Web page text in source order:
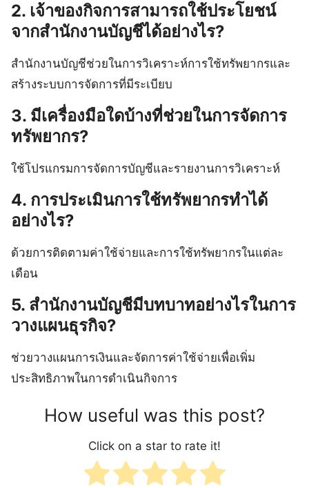
2. เจ้าของกิจการสามารถใช้ประโยชน์
จากสำนักงานบัญชีได้อย่างไร?
สำนักงานบัญชีช่วยในการวิเคราะห์การใช้ทรัพยากรและ
สร้างระบบการจัดการที่มีระเบียบ
3. มีเครื่องมือใดบ้างที่ช่วยในการจัดการ
ทรัพยากร?
ใช้โปรแกรมการจัดการบัญชีและรายงานการวิเคราะห์
4. การประเมินการใช้ทรัพยากรทำได้
อย่างไร?
ด้วยการติดตามค่าใช้จ่ายและการใช้ทรัพยากรในแต่ละ
เดือน
5. สำนักงานบัญชีมีบทบาทอย่างไรในการ
วางแผนธุรกิจ?
ช่วยวางแผนการเงินและจัดการค่าใช้จ่ายเพื่อเพิ่ม
ประสิทธิภาพในการดำเนินกิจการ
How useful was this post?
Click on a star to rate it!